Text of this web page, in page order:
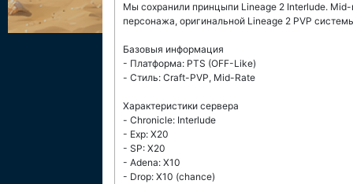
Мы сохранили принцыпи Lineage 2 Interlude.
персонажа, оригинальной Lineage 2 PVP
Базовыя информация
- Платформа: PTS (OFF-Like)
- Стиль: Craft-PVP, Mid-Rate
Характеристики сервера
- Chronicle: Interlude
- Exp: X20
- SP: X20
- Adena: X10
- Drop: X10 (chance)